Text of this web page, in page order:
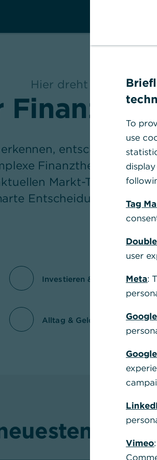
Hier dreht sich alles
Finanz-
entscheiden: Im
Finanzthemen
Markt-Trends und
Entscheidungen in
Investieren &
Alltag & Geld
To
use
Tag
user
Meta:
Vimeo